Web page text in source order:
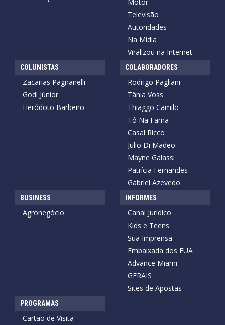
Televisão
Autoridades
Na Mídia
Viralizou na Internet
COLUNISTAS
Zacarias Pagnanelli
Godi Júnior
Heródoto Barbeiro
COLABORADORES
Rodrigo Pagliani
Tânia Voss
Thiaggo Camilo
Tô Na Fama
Casal Ricco
Julio Di Madeo
Mayne Galassi
Patrícia Fernandes
Gabriel Azevedo
BUSINESS
Agronegócio
INFORMES
Canal Jurídico
Kids e Teens
Sua Imprensa
Embaixada dos EUA
Advance Miami
GERAIS
Sites de Apostas
PROGRAMAS
Cartão de Visita